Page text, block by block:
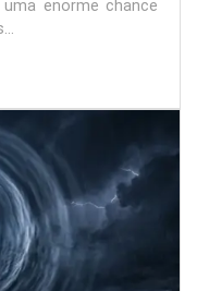
enorme chance